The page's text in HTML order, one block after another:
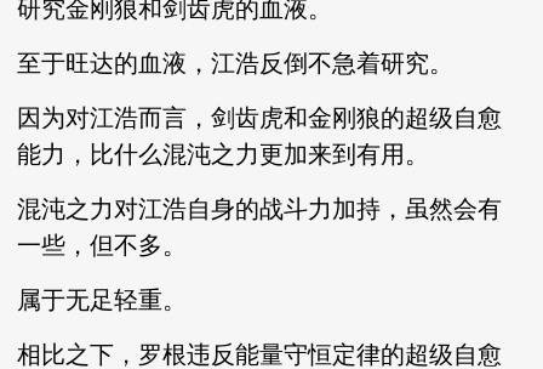
研究金刚狼和剑齿虎的血液。
至于旺达的血液，江浩反倒不急着研究。
因为对江浩而言，剑齿虎和金刚狼的超级自愈
能力，比什么混沌之力更加来到有用。
混沌之力对江浩自身的战斗力加持，虽然会有
一些，但不多。
属于无足轻重。
相比之下，罗根违反能量守恒定律的超级自愈